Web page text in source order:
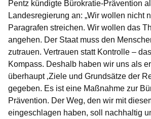
Pentz kündigte Bürokratie-Prävention
Landesregierung an: „Wir wollen nicht
Paragrafen streichen. Wir wollen das
angehen. Der Staat muss den
zutrauen. Vertrauen statt Kontrolle –
Kompass. Deshalb haben wir uns als
überhaupt ‚Ziele und Grundsätze der
gegeben. Es ist eine Maßnahme zur
Prävention. Der Weg, den wir mit
eingeschlagen haben, soll nachhaltig